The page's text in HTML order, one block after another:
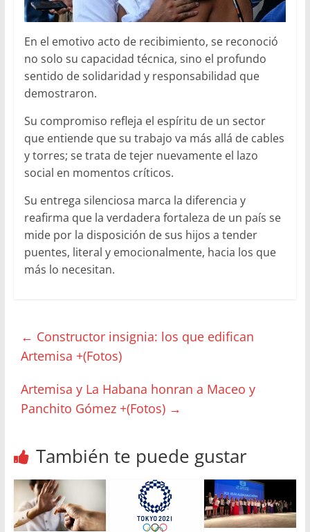
En el emotivo acto de recibimiento, se reconoció
no solo su capacidad técnica, sino el profundo
sentido de solidaridad y responsabilidad que
demostraron.
Su compromiso refleja el espíritu de un sector
que entiende que su trabajo va más allá de cables
y torres; se trata de tejer nuevamente el lazo
social en momentos críticos.
Su entrega silenciosa marca la diferencia y
reafirma que la verdadera fortaleza de un país se
mide por la disposición de sus hijos a tender
puentes, literal y emocionalmente, hacia los que
más lo necesitan.
← Constructor insignia: los que edifican
Artemisa +(Fotos)
Artemisa y La Habana honran a Maceo y
Panchito Gómez +(Fotos) →
También te puede gustar